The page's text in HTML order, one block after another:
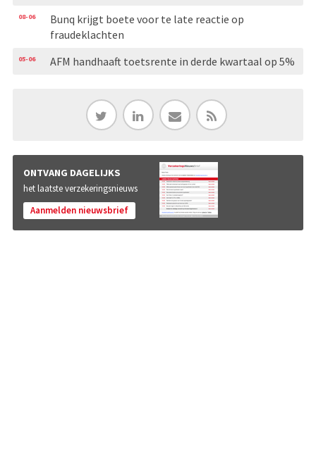
08-06
Bunq krijgt boete voor te late reactie op
fraudeklachten
05-06 AFM handhaaft toetsrente in derde kwartaal op 5%
ONTVANG DAGELIJKS
het laatste verzekeringsnieuws
Aanmelden nieuwsbrief